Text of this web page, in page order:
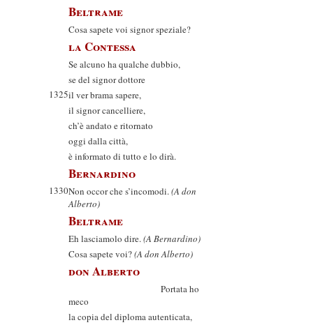
Beltrame
Cosa sapete voi signor speziale?
la Contessa
Se alcuno ha qualche dubbio,
se del signor dottore
1325il ver brama sapere,
il signor cancelliere,
ch’è andato e ritornato
oggi dalla città,
è informato di tutto e lo dirà.
Bernardino
1330Non occor che s’incomodi.(A don
Alberto)
Beltrame
Eh lasciamolo dire.(A Bernardino)
Cosa sapete voi?(A don Alberto)
don Alberto
Portata ho
meco
la copia del diploma autenticata,